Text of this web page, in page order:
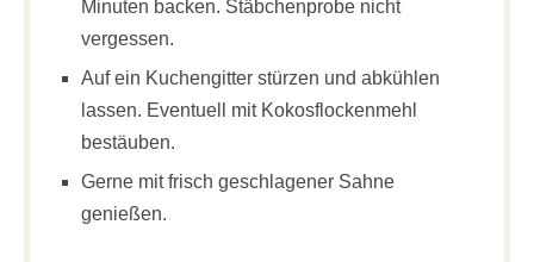
Minuten backen. Stäbchenprobe nicht
vergessen.
Auf ein Kuchengitter stürzen und abkühlen
lassen. Eventuell mit Kokosflockenmehl
bestäuben.
Gerne mit frisch geschlagener Sahne
genießen.